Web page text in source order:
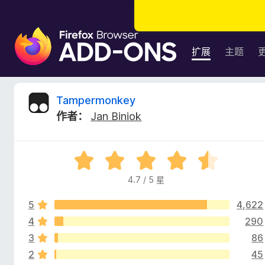
F
i
e
扩展 主题
T
m
e
r
Tampermonkey
作者：
Jan Biniok
评
分
/
5
4.7 / 5 星
5
4,622
4
290
3
86
2
45